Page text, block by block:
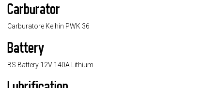
Carburator
Carburatore Keihin PWK 36
Battery
BS Battery 12V 140A Lithium